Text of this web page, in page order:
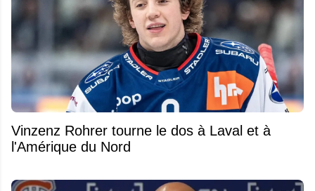
Vinzenz Rohrer tourne le dos à Laval et à
l'Amérique du Nord